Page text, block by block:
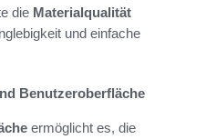
die Materialqualität
und einfache
Benutzeroberfläche
ermöglicht es, die